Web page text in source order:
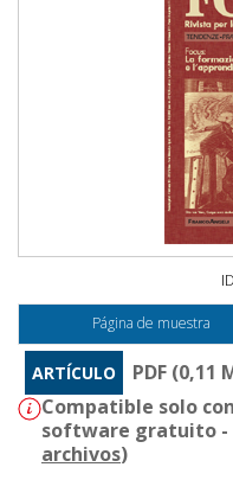
Página de muestra
ARTÍCULO
PDF (0,11
Compatible solo
software gratuito -
archivos)